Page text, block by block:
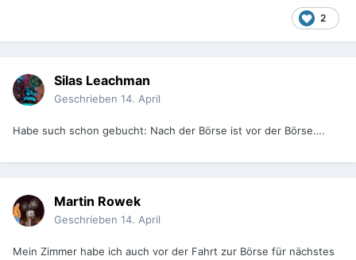
2
Silas Leachman
Geschrieben 14. April
Habe such schon gebucht: Nach der Börse ist vor der Börse….
Martin Rowek
Geschrieben 14. April
Mein Zimmer habe ich auch vor der Fahrt zur Börse für nächstes